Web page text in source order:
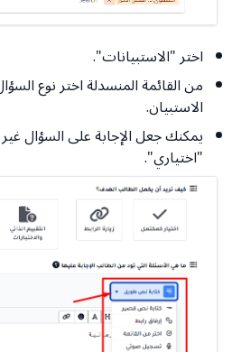
اختر "الاستبيانات".
من القائمة المنسدلة اختر نوع
الاستبيان.
يمكنك جعل الإجابة على السؤال
"اختياري".